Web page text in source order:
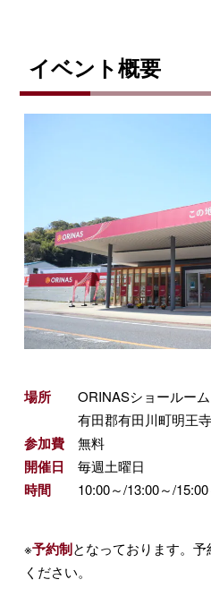
イベント概要
場所 ORINASショールーム
有田郡有田川町明王寺
参加費 無料
開催日 毎週土曜日
時間 10:00～/13:00～/15:00
※予約制となっております。
ください。